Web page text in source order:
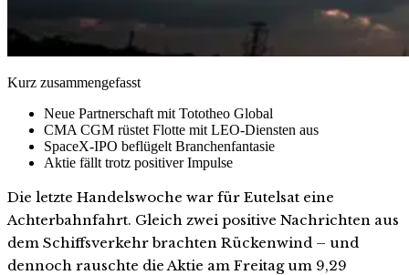
Kurz zusammengefasst
Neue Partnerschaft mit Tototheo Global
CMA CGM rüstet Flotte mit LEO-Diensten aus
SpaceX-IPO beflügelt Branchenfantasie
Aktie fällt trotz positiver Impulse
Die letzte Handelswoche war für Eutelsat eine
Achterbahnfahrt. Gleich zwei positive Nachrichten aus
dem Schiffsverkehr brachten Rückenwind – und
dennoch rauschte die Aktie am Freitag um 9,29